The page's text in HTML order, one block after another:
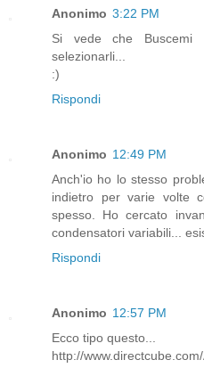
Anonimo 3:22 PM
Si vede che
selezionarli...
:)
Rispondi
Anonimo 12:49 PM
Anch'io ho lo stesso
indietro per varie volte
spesso. Ho cercato
condensatori variabili...
Rispondi
Anonimo 12:57 PM
Ecco tipo questo...
http://